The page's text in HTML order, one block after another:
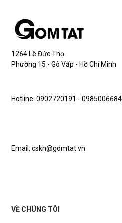
1264 Lê Đức Thọ
Phường 15 - Gò Vấp - Hồ Chí Minh
Hotline: 0902720191 - 0985006684
Email: cskh@gomtat.vn
VỀ CHÚNG TÔI